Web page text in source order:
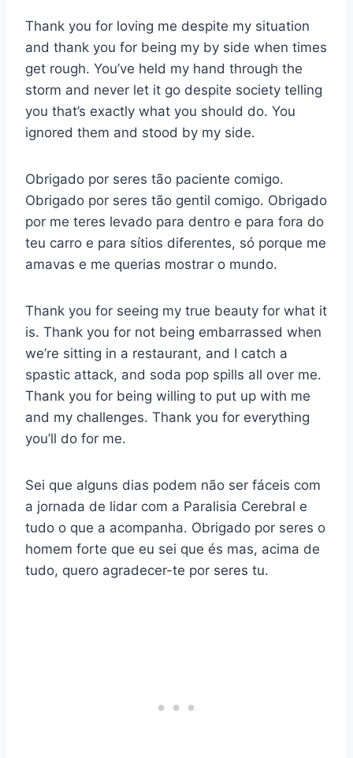
Thank you for loving me despite my situation
and thank you for being my by side when times
get rough. You’ve held my hand through the
storm and never let it go despite society telling
you that’s exactly what you should do. You
ignored them and stood by my side.
Obrigado por seres tão paciente comigo.
Obrigado por seres tão gentil comigo. Obrigado
por me teres levado para dentro e para fora do
teu carro e para sítios diferentes, só porque me
amavas e me querias mostrar o mundo.
Thank you for seeing my true beauty for what it
is. Thank you for not being embarrassed when
we’re sitting in a restaurant, and I catch a
spastic attack, and soda pop spills all over me.
Thank you for being willing to put up with me
and my challenges. Thank you for everything
you’ll do for me.
Sei que alguns dias podem não ser fáceis com
a jornada de lidar com a Paralisia Cerebral e
tudo o que a acompanha. Obrigado por seres o
homem forte que eu sei que és mas, acima de
tudo, quero agradecer-te por seres tu.